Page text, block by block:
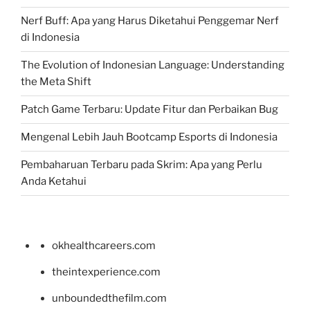
Nerf Buff: Apa yang Harus Diketahui Penggemar Nerf
di Indonesia
The Evolution of Indonesian Language: Understanding
the Meta Shift
Patch Game Terbaru: Update Fitur dan Perbaikan Bug
Mengenal Lebih Jauh Bootcamp Esports di Indonesia
Pembaharuan Terbaru pada Skrim: Apa yang Perlu
Anda Ketahui
okhealthcareers.com
theintexperience.com
unboundedthefilm.com